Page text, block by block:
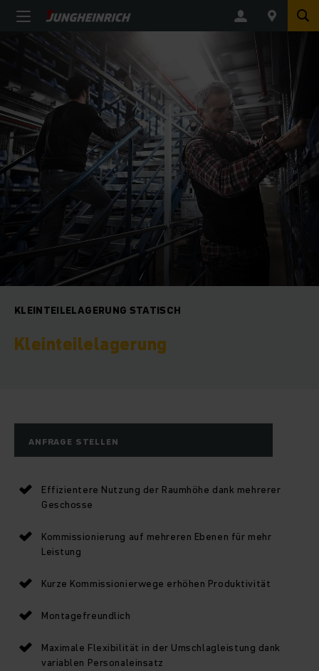
KLEINTEILELAGERUNG STATISCH
Kleinteilelagerung
ANFRAGE STELLEN
Effizientere Nutzung der Raumhöhe dank mehrerer
Geschosse
Kommissionierung auf mehreren Ebenen für mehr
Leistung
Kurze Kommissionierwege erhöhen Produktivität
Montagefreundlich
Maximale Flexibilität in der Umschlagleistung dank
variablen Personaleinsatz